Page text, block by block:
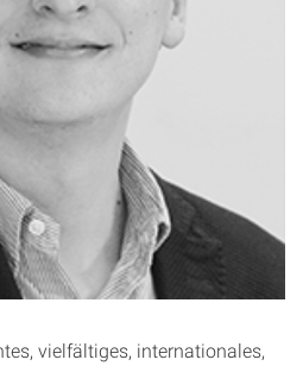
vielfältiges, internationales,